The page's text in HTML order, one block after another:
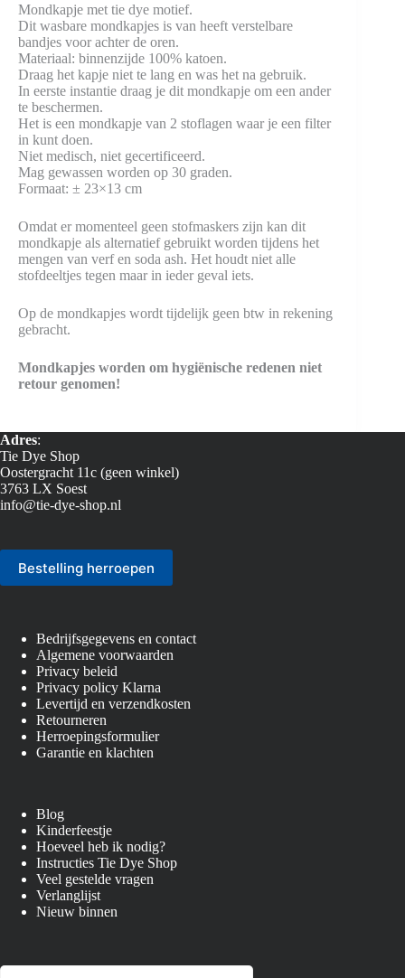
Mondkapje met tie dye motief.
Dit wasbare mondkapjes is van heeft verstelbare
bandjes voor achter de oren.
Materiaal: binnenzijde 100% katoen.
Draag het kapje niet te lang en was het na gebruik.
In eerste instantie draag je dit mondkapje om een ander
te beschermen.
Het is een mondkapje van 2 stoflagen waar je een filter
in kunt doen.
Niet medisch, niet gecertificeerd.
Mag gewassen worden op 30 graden.
Formaat: ± 23×13 cm
Omdat er momenteel geen stofmaskers zijn kan dit
mondkapje als alternatief gebruikt worden tijdens het
mengen van verf en soda ash. Het houdt niet alle
stofdeeltjes tegen maar in ieder geval iets.
Op de mondkapjes wordt tijdelijk geen btw in rekening
gebracht.
Mondkapjes worden om hygiënische redenen niet
retour genomen!
Adres:
Tie Dye Shop
Oostergracht 11c (geen winkel)
3763 LX Soest
info@tie-dye-shop.nl
Bestelling herroepen
Bedrijfsgegevens en contact
Algemene voorwaarden
Privacy beleid
Privacy policy Klarna
Levertijd en verzendkosten
Retourneren
Herroepingsformulier
Garantie en klachten
Blog
Kinderfeestje
Hoeveel heb ik nodig?
Instructies Tie Dye Shop
Veel gestelde vragen
Verlanglijst
Nieuw binnen